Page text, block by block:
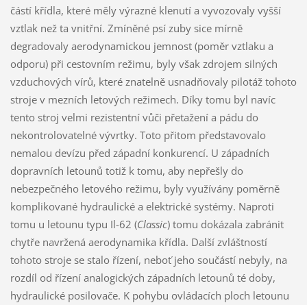
částí křídla, které měly výrazné klenutí a vyvozovaly vyšší
vztlak než ta vnitřní. Zmíněné psí zuby sice mírně
degradovaly aerodynamickou jemnost (poměr vztlaku a
odporu) při cestovním režimu, byly však zdrojem silných
vzduchových vírů, které znatelně usnadňovaly pilotáž tohoto
stroje v mezních letových režimech. Díky tomu byl navíc
tento stroj velmi rezistentní vůči přetažení a pádu do
nekontrolovatelné vývrtky. Toto přitom představovalo
nemalou devízu před západní konkurencí. U západních
dopravních letounů totiž k tomu, aby nepřešly do
nebezpečného letového režimu, byly využívány poměrně
komplikované hydraulické a elektrické systémy. Naproti
tomu u letounu typu Il-62 (Classic) tomu dokázala zabránit
chytře navržená aerodynamika křídla. Další zvláštností
tohoto stroje se stalo řízení, neboť jeho součástí nebyly, na
rozdíl od řízení analogických západních letounů té doby,
hydraulické posilovače. K pohybu ovládacích ploch letounu